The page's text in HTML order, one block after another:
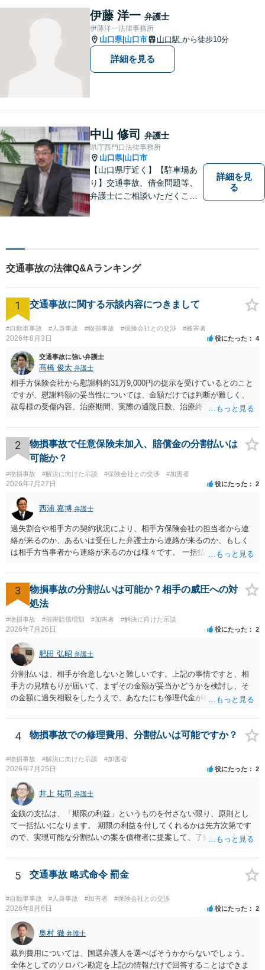
伊藤 洋一 弁護士
伊藤洋一法律事務所
山口県| 山口市 山口駅 から徒歩10分
詳細を見る
中山 修司 弁護士
県庁西門口法律事務所
山口県| 山口市
【山口県庁近く】【駐車場あ
り】交通事故、借金問題等、
弁護士にご相談いただくこと
る弁護士が、客観的視点から
法を探ります。
詳細を見
る
交通事故の法律Q&Aランキング
1 交通事故に関する示談内容につきまして
#自動車事故 #人身事故 #物損事故 #保険会社との交渉 #被害者
2026年8月3日 役にたった 4
交通事故に強い弁護士
髙橋 俊太 弁護士
相手方保険会社から慰謝料約31万9,000円の提示を受けているとのこと
ですが、慰謝料額の妥当性については、金額だけでは判断が難しく、
叔母様の受傷内容、治療期間、実際の通院日数、治療終了の経緯、後
確認する必要があります。保険会社から提示される慰謝料額について
は、弁護士が介入することにより増額を検討できる場合がありますの
で、以下の資料・情報を準備した上で、弁護士に個別に相談すること
をお勧めいたします。 ・相手方保険会社から届いている示談金額の提
示書類 ・叔母様の診断名、けがの内容 ・治療開始日及び治療終了日
・入院の有無、通院回数 ・現在も症状が残っているか ・叔母様ご本人
やご家族等が加入している保険に、今回の事故で利用できる弁護士費
用特約が付帯しているか なお、被害者は叔母様ご本人となりますの
で、弁護士が受任する場合には、叔母様ご本人の依頼意思等を確認す
る必要があります。日本語での十分な意思疎通が難しいとのことです
ので、そのあたりのご事情も踏まえて、依頼意思の確認方法等を検討
2
物損事故で任意保険未加入、賠償金の分割払いは
可能か？
#物損事故 #解決に向けた示談 #保険会社との交渉 #加害者
2026年7月27日 役にたった 2
西浦 嘉博 弁護士
過失割合や相手方の契約状況により、相手方保険会社の担当者から連
絡が来るのか、あるいは受任した弁護士から連絡が来るのか、もしく
は相手方当事者から連絡が来るのかは様々です。 一括払いや分割払い
金の支払いにつき、分割払いに合意すれば、和解は可能です。 他方で
合意しなければ和解できないことになります。 今後の見通しを知る為
に、交渉の方向性につき、最寄りの法律事務所で相談だけでもされる
ことも検討ください。
3
物損事故の分割払いは可能か？相手の威圧への対
処法
#物損事故 #損害賠償増額 #加害者 #解決に向けた示談
2026年7月26日 役にたった 2
肥田 弘昭 弁護士
分割払いは、相手が合意しないと難しいです。上記の事情ですと、相
手方の見積もりが届いて、まずその金額が妥当かどうかを検討し、そ
の金額に過失相殺をしたうえで、あなたにも修理代金が発生している
分割払いにしたいとの示談案を提案するのが良いかと思います。威圧
されるのであれば、斡旋、仲裁、民事調停を利用しては如何でしょう
4 物損事故での修理費用、分割払いは可能ですか？
#物損事故 #解決に向けた示談 #加害者
2026年7月25日 役にたった 2
井上 祐司 弁護士
金銭の支払は、「期限の利益」というものを付さない限り、原則とし
て一括払いになります。 期限の利益を付してくれるかは先方次第です
ので、実現可能な分割払いの案を債権者に提案して、了解してもらえ
5 交通事故 略式命令 罰金
#自動車事故 #人身事故 #加害者 #保険会社との交渉
2026年8月6日 役にたった 2
奥村 徹 弁護士
裁判費用については、国選弁護人を選べばそうかからないでしょう。
全体としてのソロバン勘定を上記の情報だけで回答することはできま